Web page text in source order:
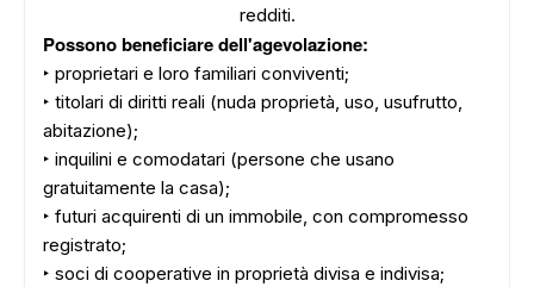
redditi.
Possono beneficiare dell'agevolazione:
‣ proprietari e loro familiari conviventi;
‣ titolari di diritti reali (nuda proprietà, uso, usufrutto,
abitazione);
‣ inquilini e comodatari (persone che usano
gratuitamente la casa);
‣ futuri acquirenti di un immobile, con compromesso
registrato;
‣ soci di cooperative in proprietà divisa e indivisa;